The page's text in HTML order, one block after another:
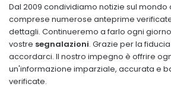
Dal 2009 condividiamo notizie sul mondo
comprese numerose anteprime
dettagli. Continueremo a farlo ogni
vostre segnalazioni. Grazie per la
accordarci. Il nostro impegno è offrire
un'informazione imparziale, accurata e
verificate.